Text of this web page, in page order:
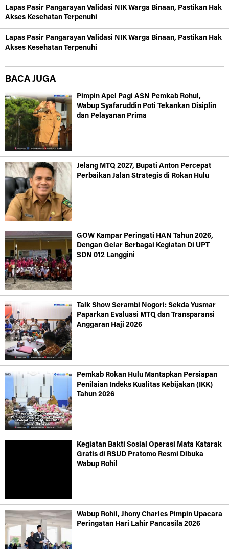
Lapas Pasir Pangarayan Validasi NIK Warga Binaan, Pastikan Hak
Akses Kesehatan Terpenuhi
Lapas Pasir Pangarayan Validasi NIK Warga Binaan, Pastikan Hak
Akses Kesehatan Terpenuhi
BACA JUGA
Pimpin Apel Pagi ASN Pemkab Rohul,
Wabup Syafaruddin Poti Tekankan Disiplin
dan Pelayanan Prima
Jelang MTQ 2027, Bupati Anton Percepat
Perbaikan Jalan Strategis di Rokan Hulu
GOW Kampar Peringati HAN Tahun 2026,
Dengan Gelar Berbagai Kegiatan Di UPT
SDN 012 Langgini
Talk Show Serambi Nogori: Sekda Yusmar
Paparkan Evaluasi MTQ dan Transparansi
Anggaran Haji 2026
Pemkab Rokan Hulu Mantapkan Persiapan
Penilaian Indeks Kualitas Kebijakan (IKK)
Tahun 2026
Kegiatan Bakti Sosial Operasi Mata Katarak
Gratis di RSUD Pratomo Resmi Dibuka
Wabup Rohil
Wabup Rohil, Jhony Charles Pimpin Upacara
Peringatan Hari Lahir Pancasila 2026